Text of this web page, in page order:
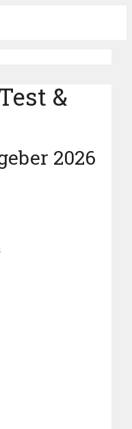
&
2026